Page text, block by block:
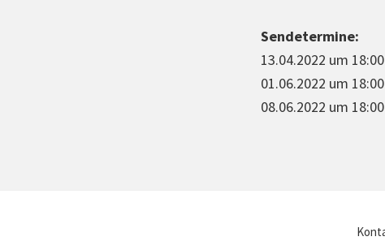
Sen­de­ter­mi­ne:
13.04.2022 um
01.06.2022 um
08.06.2022 um